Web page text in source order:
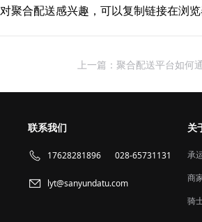
对聚合配送感兴趣，可以复制链接在
上一篇：聚合配送平台如何
联系我们
17628281896 028-65731131
lyt@sanyundatu.com
关
承
商
骑